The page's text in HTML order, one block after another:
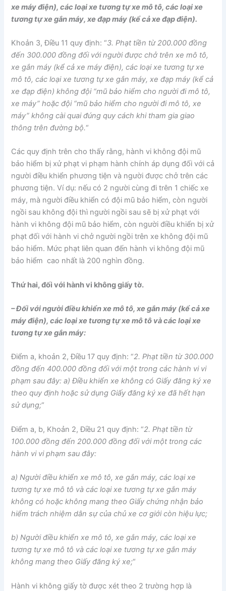
xe máy điện), các loại xe tương tự xe mô tô, các loại xe
tương tự xe gắn máy, xe đạp máy (kể cả xe đạp điện).
Khoản 3, Điều 11 quy định: “3. Phạt tiền từ 200.000 đồng
đến 300.000 đồng đối với người được chở trên xe mô tô,
xe gắn máy (kể cả xe máy điện), các loại xe tương tự xe
mô tô, các loại xe tương tự xe gắn máy, xe đạp máy (kể cả
xe đạp điện) không đội “mũ bảo hiểm cho người đi mô tô,
xe máy” hoặc đội “mũ bảo hiểm cho người đi mô tô, xe
máy” không cài quai đúng quy cách khi tham gia giao
thông trên đường bộ.“
Các quy định trên cho thấy rằng, hành vi không đội mũ
bảo hiểm bị xử phạt vi phạm hành chính áp dụng đối với cả
người điều khiển phương tiện và người được chở trên các
phương tiện. Ví dụ: nếu có 2 người cùng đi trên 1 chiếc xe
máy, mà người điều khiển có đội mũ bảo hiểm, còn người
ngồi sau không đội thì người ngồi sau sẽ bị xử phạt với
hành vi không đội mũ bảo hiểm, còn người điều khiển bị xử
phạt đối với hành vi chở người ngồi trên xe không đội mũ
bảo hiểm. Mức phạt liên quan đến hành vi không đội mũ
bảo hiểm cao nhất là 200 nghìn đồng.
Thứ hai, đối với hành vi không giấy tờ.
– Đối với người điều khiển xe mô tô, xe gắn máy (kể cả xe
máy điện), các loại xe tương tự xe mô tô và các loại xe
tương tự xe gắn máy:
Điểm a, khoản 2, Điều 17 quy định: “2. Phạt tiền từ 300.000
đồng đến 400.000 đồng đối với một trong các hành vi vi
phạm sau đây:a) Điều khiển xe không có Giấy đăng ký xe
theo quy định hoặc sử dụng Giấy đăng ký xe đã hết hạn
sử dụng;“
Điểm a, b, Khoản 2, Điều 21 quy định: “2. Phạt tiền từ
100.000 đồng đến 200.000 đồng đối với một trong các
hành vi vi phạm sau đây:
a) Người điều khiển xe mô tô, xe gắn máy, các loại xe
tương tự xe mô tô và các loại xe tương tự xe gắn máy
không có hoặc không mang theo Giấy chứng nhận bảo
hiểm trách nhiệm dân sự của chủ xe cơ giới còn hiệu lực;
b) Người điều khiển xe mô tô, xe gắn máy, các loại xe
tương tự xe mô tô và các loại xe tương tự xe gắn máy
không mang theo Giấy đăng ký xe;“
Hành vi không giấy tờ được xét theo 2 trường hợp là